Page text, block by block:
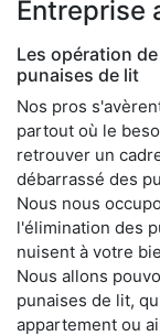
Entreprise
Les opération
punaises de lit
Nos pros
partout où le
retrouver un
débarrassé des
Nous nous
l'élimination des
nuisent à votre
Nous allons
punaises de lit,
appartement ou